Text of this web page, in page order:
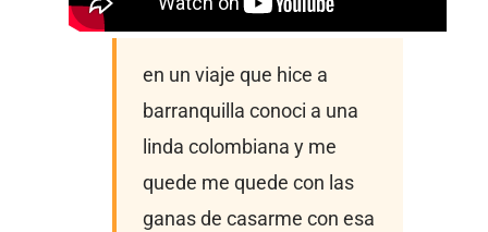
en un viaje que hice a
barranquilla conoci a una
linda colombiana y me
quede me quede con las
ganas de casarme con esa